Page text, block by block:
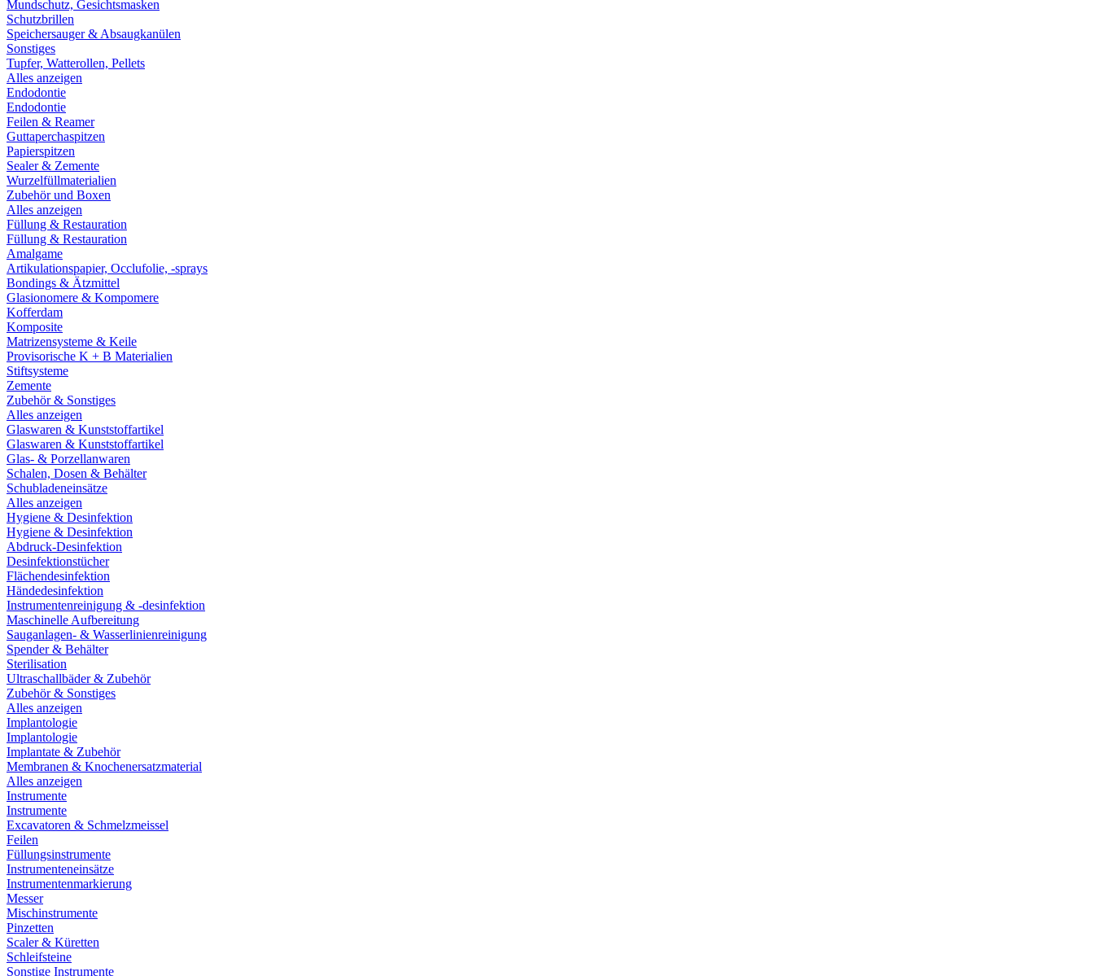
Mundschutz, Gesichtsmasken
Schutzbrillen
Speichersauger & Absaugkanülen
Sonstiges
Tupfer, Watterollen, Pellets
Alles anzeigen
Endodontie
Endodontie
Feilen & Reamer
Guttaperchaspitzen
Papierspitzen
Sealer & Zemente
Wurzelfüllmaterialien
Zubehör und Boxen
Alles anzeigen
Füllung & Restauration
Füllung & Restauration
Amalgame
Artikulationspapier, Occlufolie, -sprays
Bondings & Ätzmittel
Glasionomere & Kompomere
Kofferdam
Komposite
Matrizensysteme & Keile
Provisorische K + B Materialien
Stiftsysteme
Zemente
Zubehör & Sonstiges
Alles anzeigen
Glaswaren & Kunststoffartikel
Glaswaren & Kunststoffartikel
Glas- & Porzellanwaren
Schalen, Dosen & Behälter
Schubladeneinsätze
Alles anzeigen
Hygiene & Desinfektion
Hygiene & Desinfektion
Abdruck-Desinfektion
Desinfektionstücher
Flächendesinfektion
Händedesinfektion
Instrumentenreinigung & -desinfektion
Maschinelle Aufbereitung
Sauganlagen- & Wasserlinienreinigung
Spender & Behälter
Sterilisation
Ultraschallbäder & Zubehör
Zubehör & Sonstiges
Alles anzeigen
Implantologie
Implantologie
Implantate & Zubehör
Membranen & Knochenersatzmaterial
Alles anzeigen
Instrumente
Instrumente
Excavatoren & Schmelzmeissel
Feilen
Füllungsinstrumente
Instrumenteneinsätze
Instrumentenmarkierung
Messer
Mischinstrumente
Pinzetten
Scaler & Küretten
Schleifsteine
Sonstige Instrumente